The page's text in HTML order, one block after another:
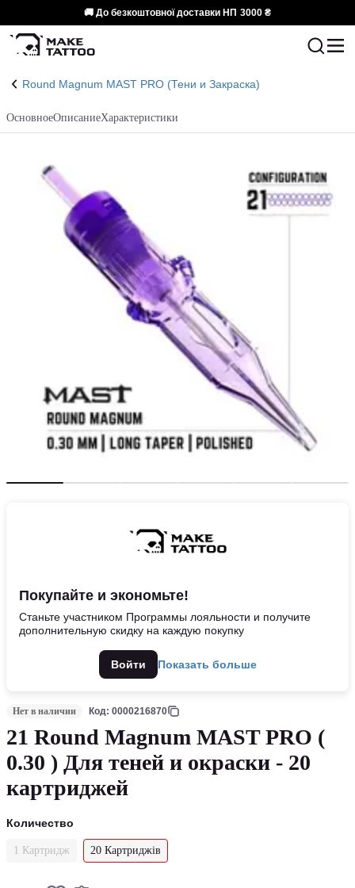
🚚 До безкоштовної доставки НП 3000 ₴
Round Magnum MAST PRO (Тени и Закраска)
ОсновноеОписаниеХарактеристики
Покупайте и экономьте!
Станьте участником Программы лояльности и получите
дополнительную скидку на каждую покупку
Войти Показать больше
Нет в наличии Код: 0000216870
21 Round Magnum MAST PRO (
0.30 ) Для теней и окраски - 20
картриджей
Количество
1 Картридж 20 Картриджів